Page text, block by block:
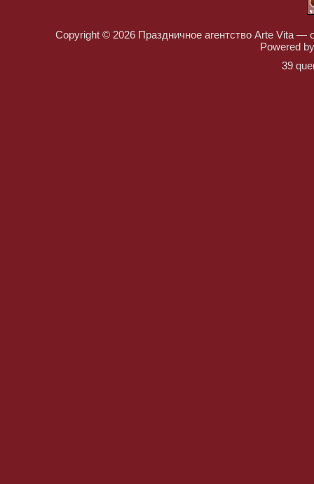
Copyright © 2026 Праздничное агентство Arte Vita —
Powered
39